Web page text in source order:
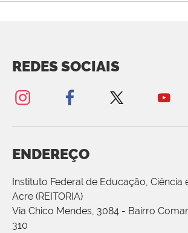
REDES SOCIAIS
ENDEREÇO
Instituto Federal de Educação, Ciência
Acre (REITORIA)
Via Chico Mendes, 3084 - Bairro
310